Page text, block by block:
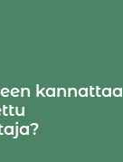
kannattaa